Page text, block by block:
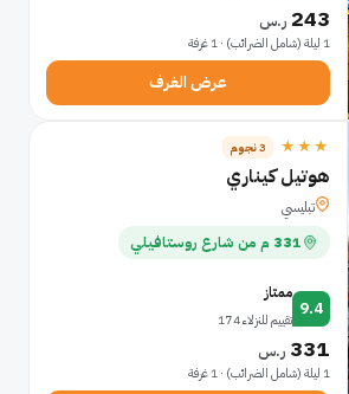
243 ر.س
1 ليلة (شامل الضرائب) · 1 غرفة
عرض الغرف
★★★ 3 نجوم
هوتيل كيناري
تبليسي
331 م من شارع روستافيلي
9.4
ممتاز
تقييم للنزلاء 174
331 ر.س
1 ليلة (شامل الضرائب) · 1 غرفة